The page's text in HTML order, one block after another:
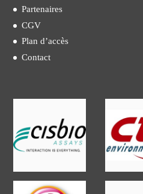
Partenaires
CGV
Plan d’accès
Contact